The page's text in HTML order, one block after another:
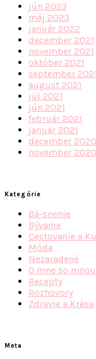
jún 2023
máj 2023
január 2022
december 2021
november 2021
október 2021
september 2021
august 2021
júl 2021
jún 2021
február 2021
január 2021
december 2020
november 2020
Kategórie
Bá-snenie
Bývanie
Cestovanie a
Móda
Nezaradené
O mne so mnou
Recepty
Rozhovory
Zdravie a Krása
Meta